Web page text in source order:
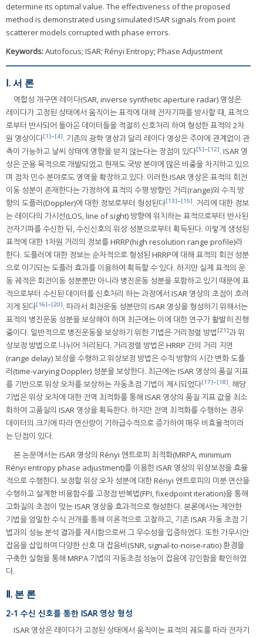
determine its optimal value. The effectiveness of the proposed
method is demonstrated using simulated ISAR signals from point
scatterer models corrupted with phase errors.
Keywords:Autofocus; ISAR; Rényi Entropy; Phase Adjustment
Ⅰ. 서 론
역합성 개구면 레이다(SAR, inverse synthetic aperture radar) 영상은
레이다가 고정된 상태에서 움직이는 표적에 대해 전자기파를 방사할 때, 표적으
로부터 반사되어 돌아온 데이터들을 적절히 신호처리 하여 형성한 표적의 2차
원 영상이다[1]~[4]. 기존의 광학 영상과 달리 레이다 영상은 주야에 관계없이 관
측이 가능하고 날씨 상태에 영향을 받지 않는다는 장점이 있다[5]~[12]. ISAR 영
상은 군용 목적으로 개발되었고 현재도 국방 분야에 많은 비중을 차지하고 있으
며 점차 민수 분야로도 영역을 확장하고 있다. 이러한 ISAR 영상은 표적의 회전
이동 성분이 존재한다는 가정하에 표적의 수평 방향인 거리(range)와 수직 방
향의 도플러(Doppler)에 대한 정보로부터 형성된다[13]~[15]. 거리에 대한 정보
는 레이다의 가시선(LOS, line of sight) 방향에 위치하는 표적으로부터 반사된
전자기파를 수신한 뒤, 수신신호의 위상 성분으로부터 획득된다. 이렇게 생성된
표적에 대한 1차원 거리의 정보를 HRRP(high resolution range profile)라
한다. 도플러에 대한 정보는 순차적으로 형성된 HRRP에 대해 표적의 회전 성분
으로 야기되는 도플러 효과를 이용하여 획득할 수 있다. 하지만 실제 표적의 운
동 궤적은 회전이동 성분뿐만 아니라 병진운동 성분을 포함하고 있기 때문에 표
적으로부터 수신된 데이터를 신호처리 하는 과정에서 ISAR 영상의 초점이 흐려
지게 된다[16]~[20]. 따라서 회전운동 성분만의 ISAR 영상을 형성하기 위해서는
표적의 병진운동 성분을 보상해야 하며 최근에는 이에 대한 연구가 활발히 진행
중이다. 일반적으로 병진운동을 보상하기 위한 기법은 거리정렬 방법 [21]과 위
상보정 방법으로 나뉘어 처리된다. 거리정렬 방법은 HRRP 간의 거리 지연
(range delay) 보상을 수행하고 위상보정 방법은 수직 방향의 시간 변화 도플
러(time-varying Doppler) 성분을 보상한다. 최근에는 ISAR 영상의 품질 지표
를 기반으로 위상 오차를 보상하는 자동초점 기법이 제시되었다[17]~[18]. 해당
기법은 위상 오차에 대한 전역 최적화를 통해 ISAR 영상의 품질 지표 값을 최소
화하여 고품질의 ISAR 영상을 획득한다. 하지만 전역 최적화를 수행하는 경우
데이터의 크기에 따라 연산량이 기하급수적으로 증가하여 매우 비효율적이라
는 단점이 있다.
본 논문에서는 ISAR 영상의 Rényi 엔트로피 최적화(MRPA, minimum
Rényi entropy phase adjustment)를 이용한 ISAR 영상의 위상보정을 효율
적으로 수행한다. 보정할 위상 오차 성분에 대한 Rényi 엔트로피의 미분 연산을
수행하고 설계한 비용함수를 고정점 반복법(FPI, fixedpoint iteration)을 통해
고화질의 초점이 맞는 ISAR 영상을 효과적으로 형성한다. 본론에서는 제안한
기법을 엄밀한 수식 전개를 통해 이론적으로 고찰하고, 기존 ISAR 자동 초점 기
법과의 성능 분석 결과를 제시함으로써 그 우수성을 입증하였다. 또한 가우시안
잡음을 삽입하여 다양한 신호 대 잡음비(SNR, signal-to-noise-ratio) 환경을
구축한 실험을 통해 MRPA 기법의 자동초점 성능이 잡음에 강인함을 확인하였
다.
Ⅱ. 본 론
2-1 수신 신호를 통한 ISAR 영상 형성
ISAR 영상은 레이다가 고정된 상태에서 움직이는 표적의 궤도를 따라 전자기